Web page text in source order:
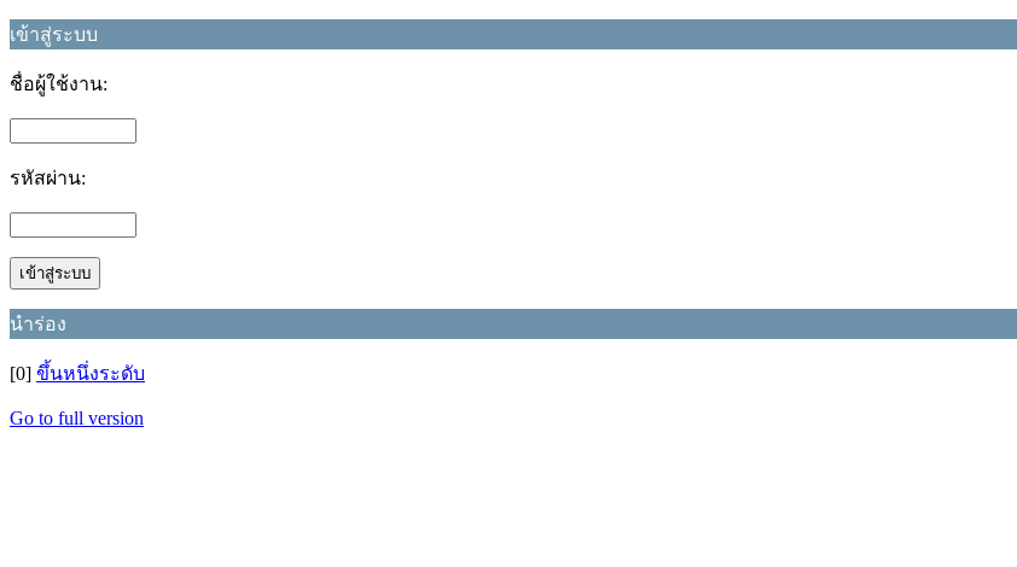
เข้าสู่ระบบ
ชื่อผู้ใช้งาน:
รหัสผ่าน:
นำร่อง
[0] ขึ้นหนึ่งระดับ
Go to full version